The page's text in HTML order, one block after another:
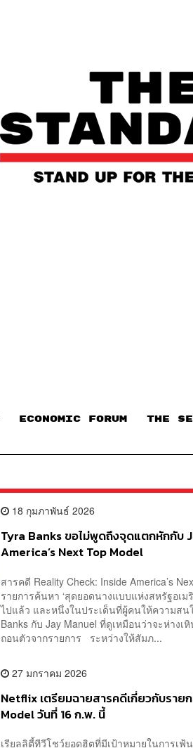
ECONOMIC FORUM THE
18 กุมภาพันธ์ 2026
Tyra Banks ขอไม่พูดถึงจุดแตกหักกับ
America’s Next Top Model
สารคดี Reality Check: Inside America’s
รายการค้นหา ‘สุดยอดนางแบบแห่งสหรัฐอเม
ไปแล้ว และหนึ่งในประเด็นที่ผู้คนให้ความสน
Banks กับ Jay Manuel ที่ดูเหมือนว่าจะห่าง
ถอนตัวจากรายการ ระหว่างให้สัมภ...
27 มกราคม 2026
Netflix เตรียมฉายสารคดีเกี่ยวกับราย
Model วันที่ 16 ก.พ. นี้
เรียลลิตี้ทีวีโชว์ยอดฮิตที่มีเป้าหมายในการเ